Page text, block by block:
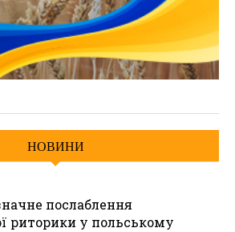
НОВИНИ
послаблення
риторики у польському